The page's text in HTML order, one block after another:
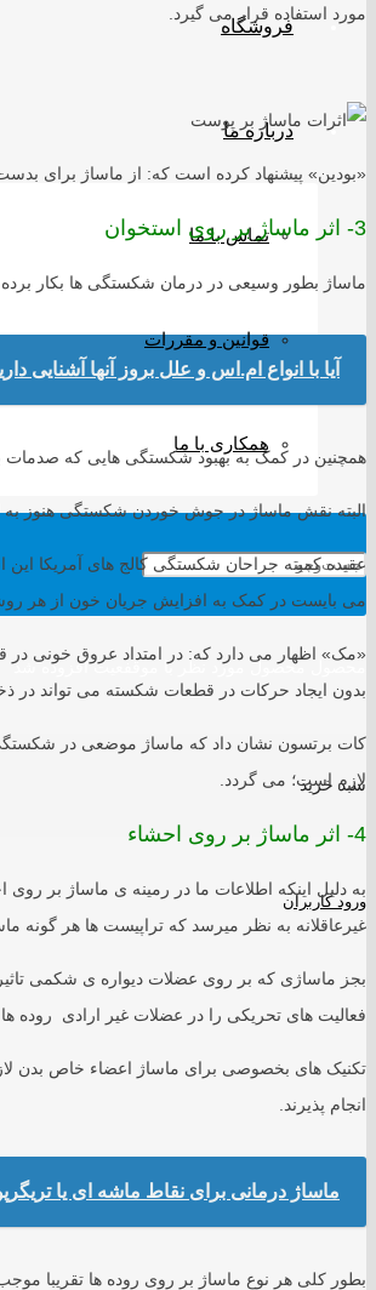
فروشگاه
درباره ما
تماس با ما
قوانین و مقررات
همکاری با ما
محصول محصول مورد نظر با موقفعیت افزوده شد
سبد خرید
ورود کاربران
مورد استفاده قرار می گیرد.
«بودین» پیشنهاد کرده است که: از ماساژ برای
3- اثر ماساژ بر روی استخوان
ماساژ بطور وسیعی در درمان شکستگی ها بکار
آیا با انواع ام.اس و علل بروز آنها آشنایی
همچنین در کمک به بهبود شکستگی هایی که صدمات
البته نقش ماساژ در جوش خوردن شکستگی هنوز به
عقیده کمیته جراحان شکستگی کالج های آمریکا
می بایست در کمک به افزایش جریان خون از هر
«مک» اظهار می دارد که: در امتداد عروق خونی
بدون ایجاد حرکات در قطعات شکسته می تواند در
کات برتسون نشان داد که ماساژ موضعی در
لازم است؛ می گردد.
4- اثر ماساژ بر روی احشاء
به دلیل اینکه اطلاعات ما در رمینه ی ماساژ بر
غیرعاقلانه به نظر میرسد که تراپیست ها هر گونه
بجز ماساژی که بر روی عضلات دیواره ی شکمی
فعالیت های تحریکی را در عضلات غیر ارادی روده ها
تکنیک های بخصوصی برای ماساژ اعضاء خاص بدن
انجام پذیرند.
ماساژ درمانی برای نقاط ماشه ای یا
بطور کلی هر نوع ماساژ بر روی روده ها تقریبا